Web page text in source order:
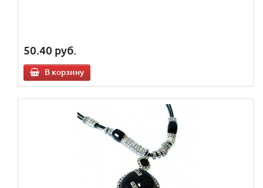
50.40 руб.
В корзину